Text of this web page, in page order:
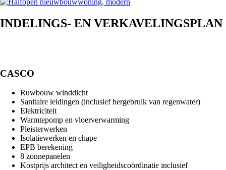
INDELINGS- EN VERKAVELINGSPLAN
CASCO
Ruwbouw winddicht
Sanitaire leidingen (inclusief hergebruik van regenwater)
Elektriciteit
Warmtepomp en vloerverwarming
Pleisterwerken
Isolatiewerken en chape
EPB berekening
8 zonnepanelen
Kostprijs architect en veiligheidscoördinatie inclusief